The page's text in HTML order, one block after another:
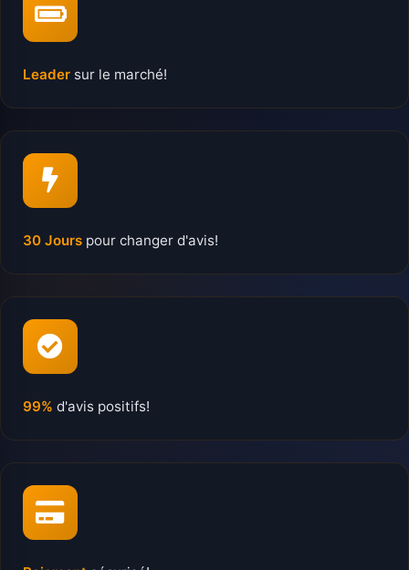
Leader sur le marché!
30 Jours pour changer d'avis!
99% d'avis positifs!